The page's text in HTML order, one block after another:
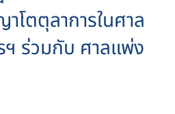
โตตุลาการในศาล
ร่วมกับ ศาลแพ่ง